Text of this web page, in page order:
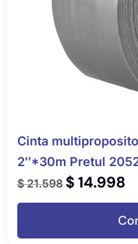
Cinta
2″*30m Pretul
$21.598 $14.998